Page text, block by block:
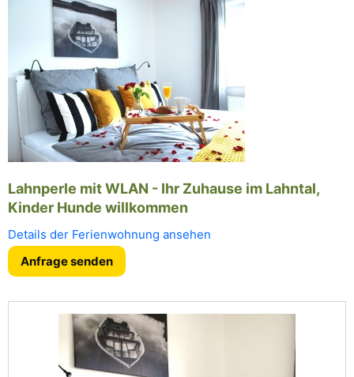
Lahnperle mit WLAN - Ihr Zuhause im Lahntal,
Kinder Hunde willkommen
Details der Ferienwohnung ansehen
Anfrage senden